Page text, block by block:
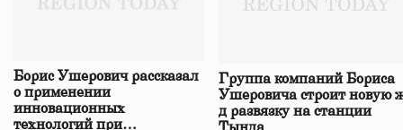
Борис Ушерович рассказал
о применении
инновационных
технологий при
Группа компаний Бориса
Ушеровича строит новую
д развязку на станции